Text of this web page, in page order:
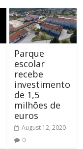
Parque
escolar
recebe
investimento
de 1,5
milhões de
euros
August 12, 2020
0